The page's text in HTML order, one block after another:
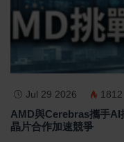
Jul 29 2026 1812
AMD與Cerebras攜手
晶片合作加速競爭